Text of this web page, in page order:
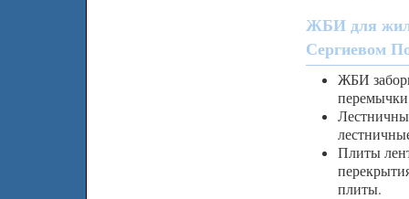
ЖБИ для
Сергиевом
ЖБИ
Плиты
плиты.